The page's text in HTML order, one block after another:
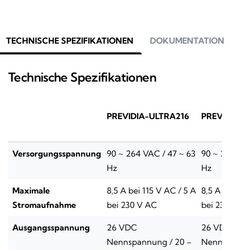
TECHNISCHE SPEZIFIKATIONEN DOKUMENTATION
Technische Spezifikationen
PREVIDIA-ULTRA216
Versorgungsspannung 90 ~ 264 VAC / 47 ~ 63
Hz
90 ~
Hz
Maximale
Stromaufnahme
8,5 A bei 115 V AC / 5 A
bei 230 V AC
8,5 A
bei
Ausgangsspannung
26 VDC
Nennspannung / 20 –
26